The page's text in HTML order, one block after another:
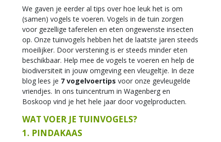
We gaven je eerder al tips over hoe leuk het is om
(samen) vogels te voeren. Vogels in de tuin zorgen
voor gezellige taferelen en eten ongewenste insecten
op. Onze tuinvogels hebben het de laatste jaren steeds
moeilijker. Door verstening is er steeds minder eten
beschikbaar. Help mee de vogels te voeren en help de
biodiversiteit in jouw omgeving een vleugeltje. In deze
blog lees je 7 vogelvoertips voor onze gevleugelde
vriendjes. In ons tuincentrum in Wagenberg en
Boskoop vind je het hele jaar door vogelproducten.
WAT VOER JE TUINVOGELS?
1. PINDAKAAS